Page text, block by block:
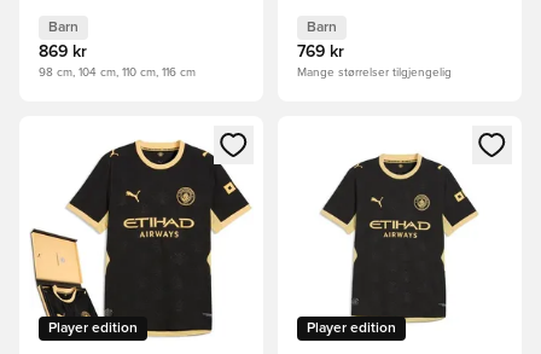
Barn
869 kr
98 cm, 104 cm, 110 cm, 116 cm
Barn
769 kr
Mange størrelser tilgjengelig
Åpner en Modal for å logge inn eller registrere deg som
Player edition
Åpner en Modal for å logge
Player edition